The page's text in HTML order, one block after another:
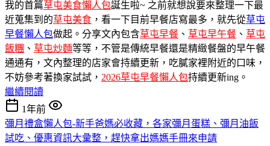
我的首篇草屯美食懶人包誕生啦~ 之前就想說要來整理一下最
近蒐集到的草屯美食 ，看一下目前早餐店寫最多，就先從草屯
早餐懶人包做起。分享文內包含草屯早餐 、 草屯早午餐 、 草屯
飯糰 、 草屯炒麵等等，不管是傳統早餐還是精緻餐盤的早午餐
通通有，文內整理的店家會持續更新，吃膩家裡附近的口味，
不妨參考著換家試試， 2026草屯早餐懶人包持續更新ing。
繼續閱讀
1年前
彌月禮盒懶人包-新手爸媽必收藏，各家彌月蛋糕、彌月油飯
試吃、優惠資訊大彙整，趕快拿出媽媽手冊來申請